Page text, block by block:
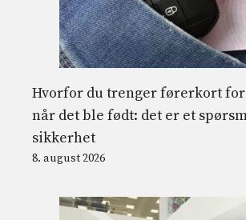
Hvorfor du trenger førerkort for
når det ble født: det er et
sikkerhet
8. august 2026